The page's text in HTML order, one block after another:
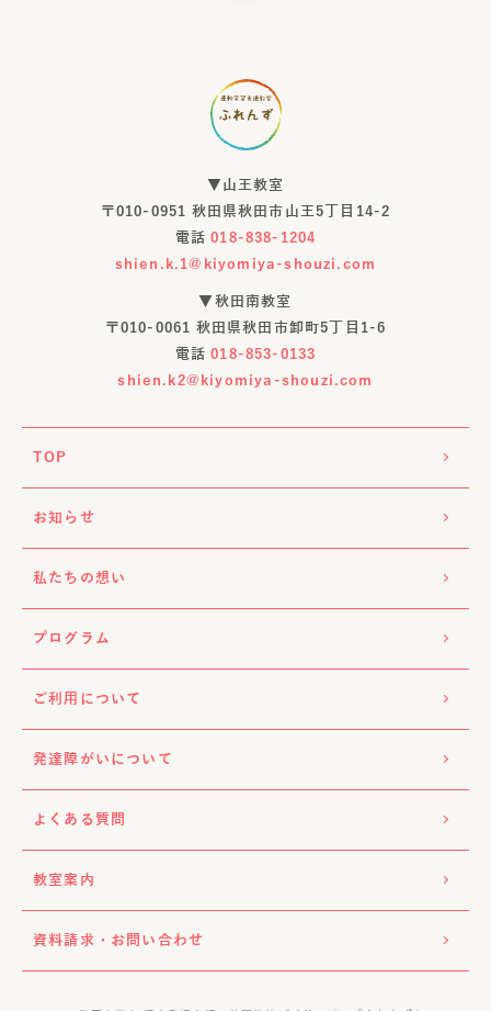
▼山王教室
〒010-0951 秋田県秋田市山王5丁目14-2
電話018-838-1204
shien.k.1@kiyomiya-shouzi.com
▼秋田南教室
〒010-0061 秋田県秋田市卸町5丁目1-6
電話018-853-0133
shien.k2@kiyomiya-shouzi.com
TOP
お知らせ
私たちの想い
プログラム
ご利用について
発達障がいについて
よくある質問
教室案内
資料請求・お問い合わせ